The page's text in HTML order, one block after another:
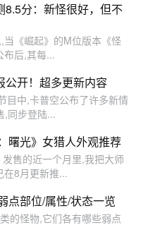
8.5分：新怪很好，但不
当《崛起》的M位版本《怪
布后,其每...
公开！超多更新内容
目中,卡普空公布了许多新情
,同步登陆...
曙光》女猎人外观推荐
售的近一个月里,我把大师
在8月更新推...
点部位/属性/状态一览
的怪物,它们各有哪些弱点